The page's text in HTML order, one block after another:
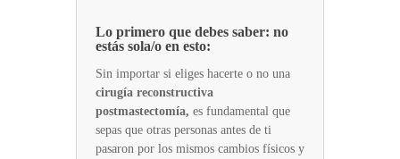
Lo primero que debes saber: no
estás sola/o en esto:
Sin importar si eliges hacerte o no una
cirugía reconstructiva
postmastectomía, es fundamental que
sepas que otras personas antes de ti
pasaron por los mismos cambios físicos y